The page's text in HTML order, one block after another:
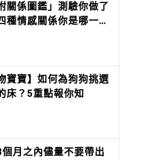
關係圖鑑」測驗你做了
種情感關係你是哪一
寶寶】如何為狗狗挑選
床？5重點報你知
月之內儘量不要帶出